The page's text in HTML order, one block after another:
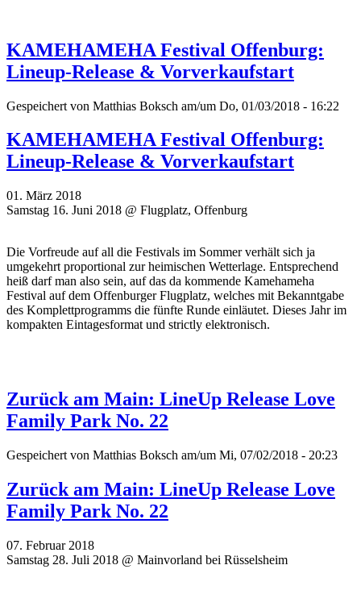
KAMEHAMEHA Festival Offenburg:
Lineup-Release & Vorverkaufstart
Gespeichert von Matthias Boksch am/um Do, 01/03/2018 - 16:22
KAMEHAMEHA Festival Offenburg:
Lineup-Release & Vorverkaufstart
01. März 2018
Samstag 16. Juni 2018 @ Flugplatz, Offenburg
Die Vorfreude auf all die Festivals im Sommer verhält sich ja
umgekehrt proportional zur heimischen Wetterlage. Entsprechend
heiß darf man also sein, auf das da kommende Kamehameha
Festival auf dem Offenburger Flugplatz, welches mit Bekanntgabe
des Komplettprogramms die fünfte Runde einläutet. Dieses Jahr im
kompakten Eintagesformat und strictly elektronisch.
Zurück am Main: LineUp Release Love
Family Park No. 22
Gespeichert von Matthias Boksch am/um Mi, 07/02/2018 - 20:23
Zurück am Main: LineUp Release Love
Family Park No. 22
07. Februar 2018
Samstag 28. Juli 2018 @ Mainvorland bei Rüsselsheim